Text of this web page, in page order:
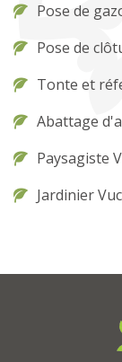
Pose de
Pose de
Tonte et
Abattage
Paysagiste
Jardinier